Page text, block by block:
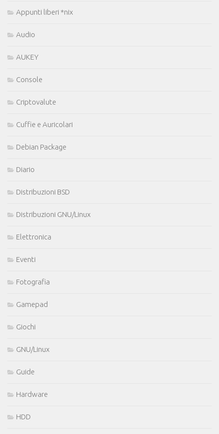
Appunti liberi *nix
Audio
AUKEY
Console
Criptovalute
Cuffie e Auricolari
Debian Package
Diario
Distribuzioni BSD
Distribuzioni GNU/Linux
Elettronica
Eventi
Fotografia
Gamepad
Giochi
GNU/Linux
Guide
Hardware
HDD